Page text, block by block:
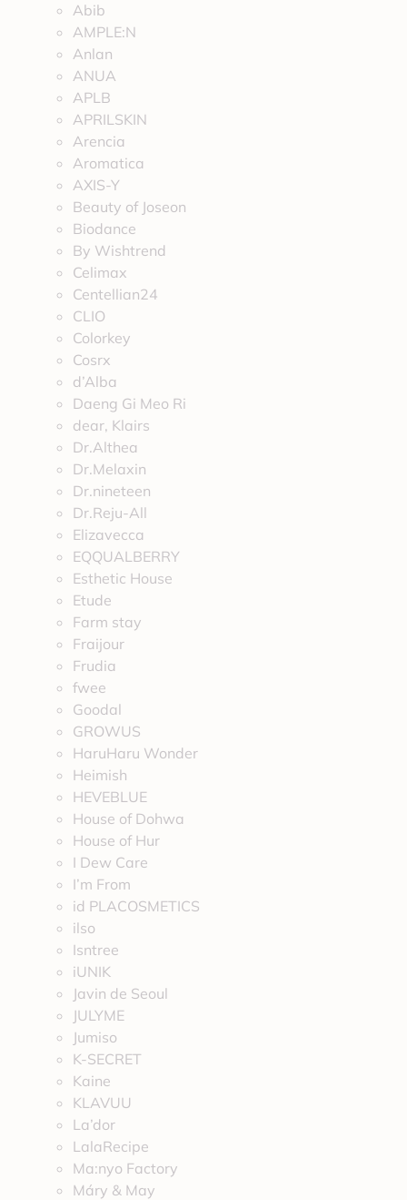
Abib
AMPLE:N
Anlan
ANUA
APLB
APRILSKIN
Arencia
Aromatica
AXIS-Y
Beauty of Joseon
Biodance
By Wishtrend
Celimax
Centellian24
CLIO
Colorkey
Cosrx
d’Alba
Daeng Gi Meo Ri
dear, Klairs
Dr.Althea
Dr.Melaxin
Dr.nineteen
Dr.Reju-All
Elizavecca
EQQUALBERRY
Esthetic House
Etude
Farm stay
Fraijour
Frudia
fwee
Goodal
GROWUS
HaruHaru Wonder
Heimish
HEVEBLUE
House of Dohwa
House of Hur
I Dew Care
I’m From
id PLACOSMETICS
ilso
Isntree
iUNIK
Javin de Seoul
JULYME
Jumiso
K-SECRET
Kaine
KLAVUU
La’dor
LalaRecipe
Ma:nyo Factory
Máry & May